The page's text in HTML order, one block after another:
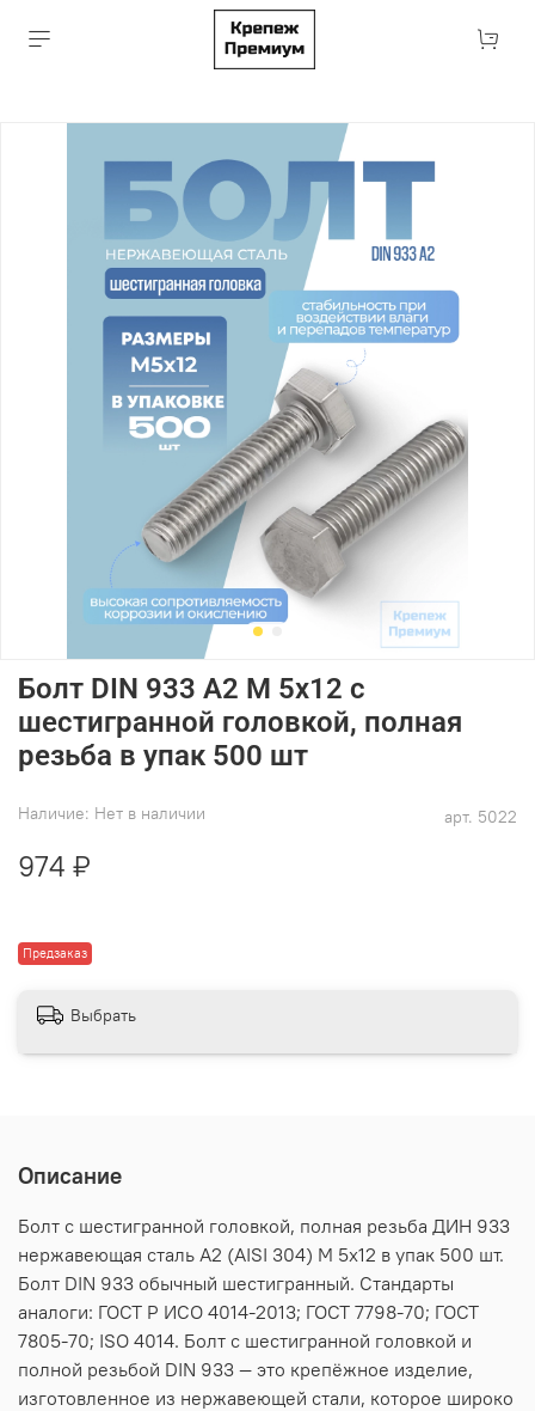
арт. 5022
Наличие: Нет в наличии
Предзаказ
Болт DIN 933 А2 M 5х12 с
шестигранной головкой, полная
резьба в упак 500 шт
974 ₽
Выбрать
Описание
Болт с шестигранной головкой, полная резьба ДИН 933
нержавеющая сталь А2 (AISI 304) M 5х12 в упак 500 шт.
Болт DIN 933 обычный шестигранный. Стандарты
аналоги: ГОСТ Р ИСО 4014-2013; ГОСТ 7798-70; ГОСТ
7805-70; ISO 4014. Болт с шестигранной головкой и
полной резьбой DIN 933 — это крепёжное изделие,
изготовленное из нержавеющей стали, которое широко